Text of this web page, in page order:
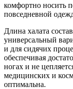
комфортно носить
повседневной
Длина халата
универсальный
и для сидячих
обеспечивая
ногах и не
медицинских и
оптимальна.